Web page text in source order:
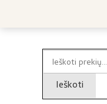
Ieškoti:
Ieškoti